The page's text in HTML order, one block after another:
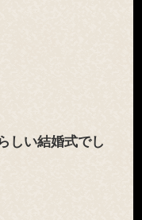
しい結婚式でし